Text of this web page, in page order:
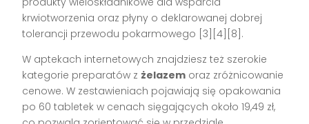
krwiotworzenia oraz płyny o deklarowanej dobrej
tolerancji przewodu pokarmowego [3][4][8].
W aptekach internetowych znajdziesz też szerokie
kategorie preparatów z żelazem oraz zróżnicowanie
cenowe. W zestawieniach pojawiają się opakowania
po 60 tabletek w cenach sięgających około 19,49 zł,